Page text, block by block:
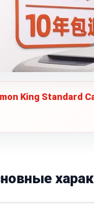
King Standard